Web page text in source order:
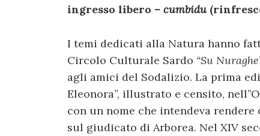
ingresso libero – cumbidu
I temi dedicati alla Natura hanno
Circolo Culturale Sardo “Su
agli amici del Sodalizio. La prima
Eleonora”, illustrato e censito,
con un nome che intendeva
sul giudicato di Arborea. Nel XIV